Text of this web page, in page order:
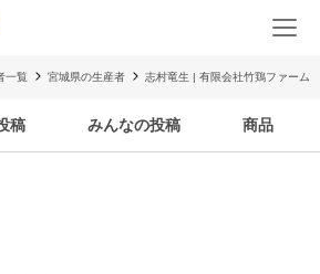
一覧 宮城県の生産者 志村竜生 | 有限会社竹鶏ファーム
稿 みんなの投稿 商品